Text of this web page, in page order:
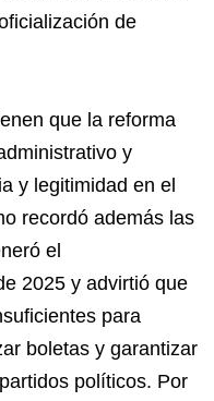
de
que la reforma
y
y legitimidad en el
recordó además las
el
2025 y advirtió que
para
boletas y garantizar
políticos. Por